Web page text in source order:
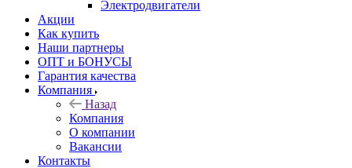
Электродвигатели
Акции
Как купить
Наши партнеры
ОПТ и БОНУСЫ
Гарантия качества
Компания
Назад
Компания
О компании
Вакансии
Контакты